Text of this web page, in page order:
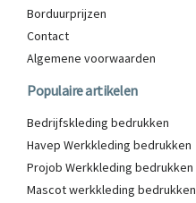
Borduurprijzen
Contact
Algemene voorwaarden
Populaire artikelen
Bedrijfskleding bedrukken
Havep Werkkleding bedrukken
Projob Werkkleding bedrukken
Mascot werkkleding bedrukken